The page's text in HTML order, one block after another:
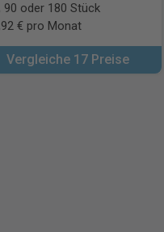
90 oder 180 Stück
€ pro Monat
Vergleiche 17 Preise